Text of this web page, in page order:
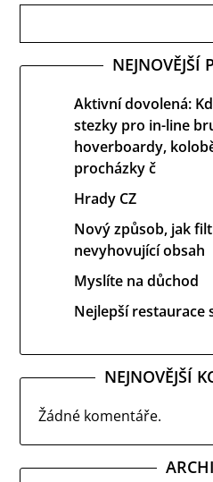
NEJNOVĚJŠÍ
Aktivní dovolená:
stezky pro in-line
hoverboardy,
procházky č
Hrady CZ
Nový způsob, jak
nevyhovující obsah
Myslíte na důchod
Nejlepší restaurace
NEJNOVĚJŠÍ
Žádné komentáře.